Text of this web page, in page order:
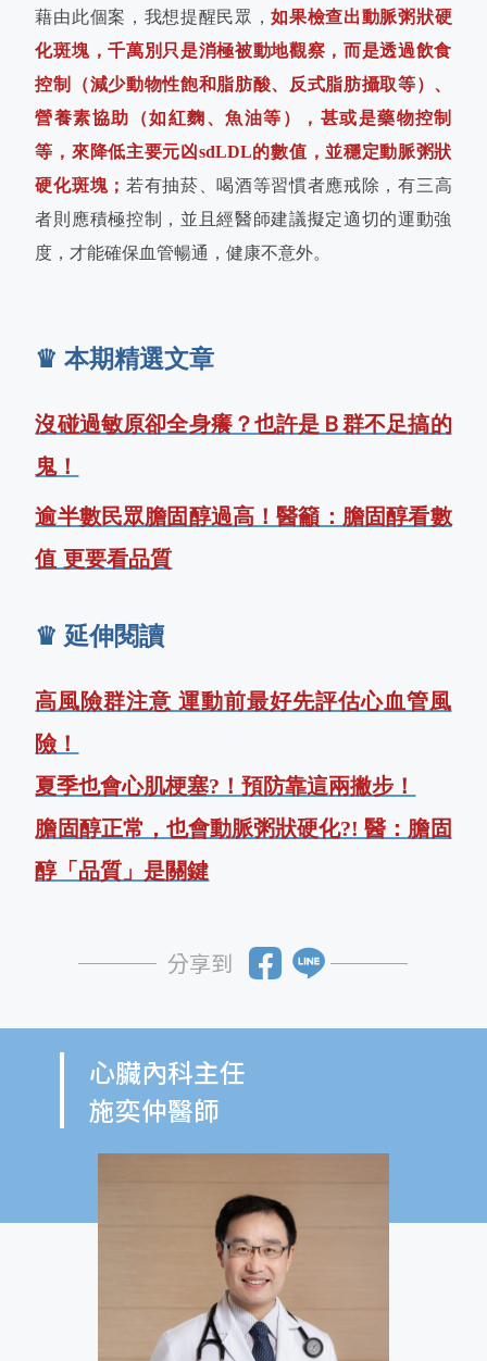
藉由此個案，我想提醒民眾，如果檢查出動脈粥狀硬
化斑塊，千萬別只是消極被動地觀察，而是透過飲食
控制（減少動物性飽和脂肪酸、反式脂肪攝取等）、
營養素協助（如紅麴、魚油等），甚或是藥物控制
等，來降低主要元凶sdLDL的數值，並穩定動脈粥狀
硬化斑塊； 若有抽菸、喝酒等習慣者應戒除，有三高
者則應積極控制，並且經醫師建議擬定適切的運動強
度，才能確保血管暢通，健康不意外。
♛ 本期精選文章
沒碰過敏原卻全身癢？也許是Ｂ群不足搞的
鬼！
逾半數民眾膽固醇過高！醫籲：膽固醇看數
值 更要看品質
♛ 延伸閱讀
高風險群注意 運動前最好先評估心血管風
險！
夏季也會心肌梗塞?！預防靠這兩撇步！
膽固醇正常，也會動脈粥狀硬化?! 醫：膽固
醇「品質」是關鍵
分享到
心臟內科主任
施奕仲醫師